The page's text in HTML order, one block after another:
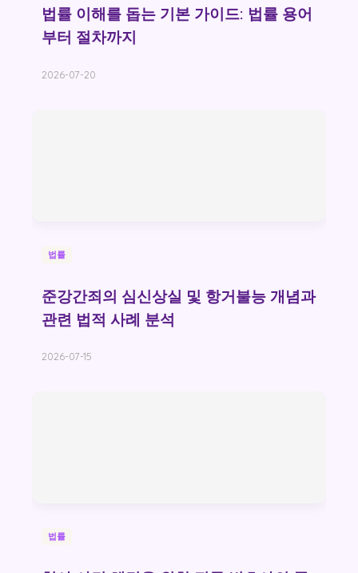
법률 이해를 돕는 기본 가이드: 법률 용어
부터 절차까지
2026-07-20
법률
준강간죄의 심신상실 및 항거불능 개념과
관련 법적 사례 분석
2026-07-15
법률